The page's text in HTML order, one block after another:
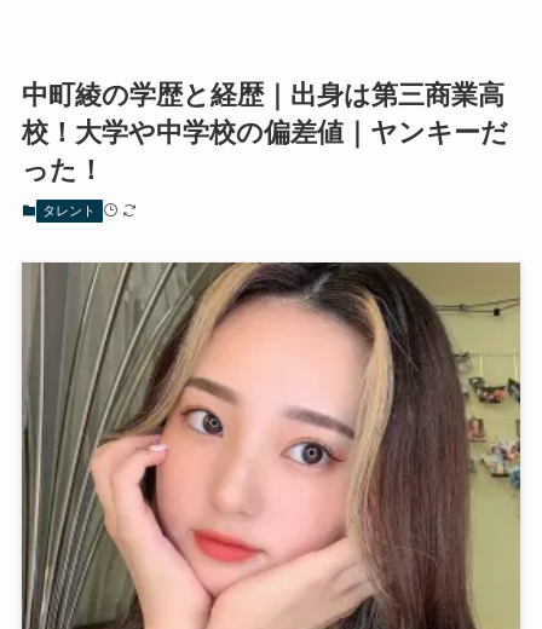
中町綾の学歴と経歴｜出身は第三商業高
校！大学や中学校の偏差値｜ヤンキーだ
った！
タレント